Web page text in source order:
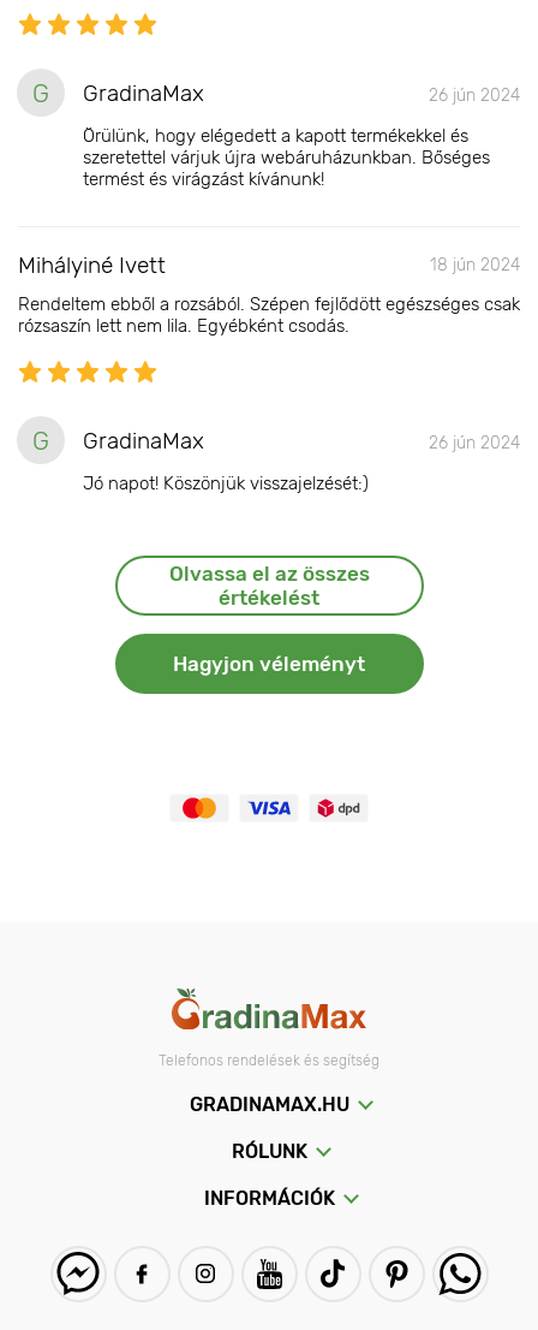
G GradinaMax 26 jún 2024
Örülünk, hogy elégedett a kapott termékekkel és
szeretettel várjuk újra webáruházunkban. Bőséges
termést és virágzást kívánunk!
Mihályiné Ivett 18 jún 2024
Rendeltem ebből a rozsából. Szépen fejlődött egészséges csak
rózsaszín lett nem lila. Egyébként csodás.
G GradinaMax 26 jún 2024
Jó napot! Köszönjük visszajelzését:)
Olvassa el az összes
értékelést
Hagyjon véleményt
Telefonos rendelések és segítség
GRADINAMAX.HU
RÓLUNK
INFORMÁCIÓK